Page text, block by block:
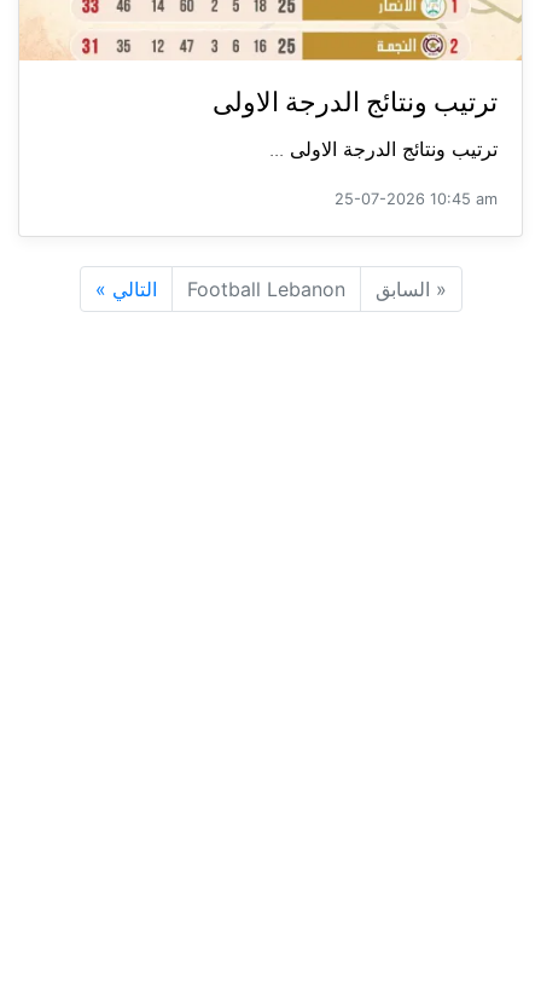
ترتيب ونتائج الدرجة الاولى
ترتيب ونتائج الدرجة الاولى ...
25-07-2026 10:45 am
« السابق Football Lebanon التالي »